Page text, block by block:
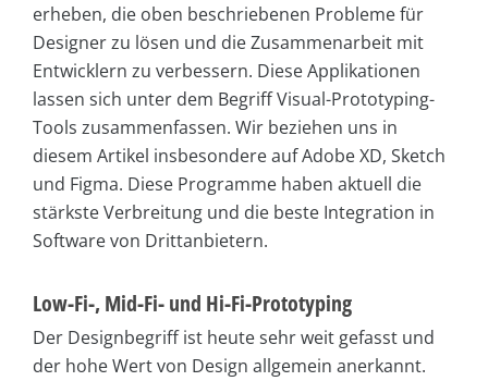
erheben, die oben beschriebenen Probleme für
Designer zu lösen und die Zusammenarbeit mit
Entwicklern zu verbessern. Diese Applikationen
lassen sich unter dem Begriff Visual-Prototyping-
Tools zusammenfassen. Wir beziehen uns in
diesem Artikel insbesondere auf Adobe XD, Sketch
und Figma. Diese Programme haben aktuell die
stärkste Verbreitung und die beste Integration in
Software von Drittanbietern.
Low-Fi-, Mid-Fi- und Hi-Fi-Prototyping
Der Designbegriff ist heute sehr weit gefasst und
der hohe Wert von Design allgemein anerkannt.